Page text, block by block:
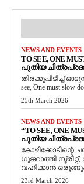
NEWS AND EVENTS
TO SEE, ONE
പുതിയ
തിരക്കുപിടിച്ച്
see, One must slow
25th March 2026
NEWS AND EVENTS
“TO SEE, ONE
പുതിയ
ഗുജറാത്തി
വഹിക്കാൻ
23rd March 2026